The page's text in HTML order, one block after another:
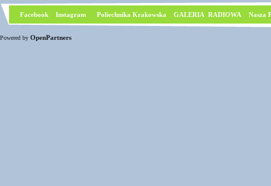
Facebook Instagram Poliechnika Krakowska GALERIA RADIOWA Nasza
Powered by OpenPartners